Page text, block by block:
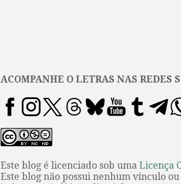
ACOMPANHE O LETRAS NAS REDES
Este blog é licenciado sob uma Licença
Este blog não possui nenhum vínculo